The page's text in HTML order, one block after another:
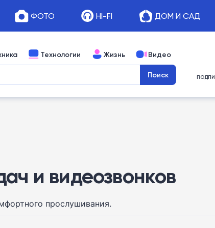
ФОТО HI-FI ДОМ И САД
Технологии Жизнь Видео
и видеозвонков
прослушивания.